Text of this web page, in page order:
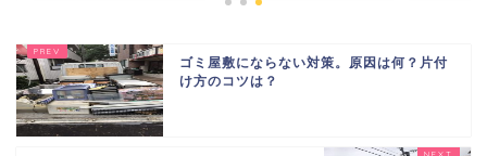
ゴミ屋敷にならない対策。原因は何？片付
け方のコツは？